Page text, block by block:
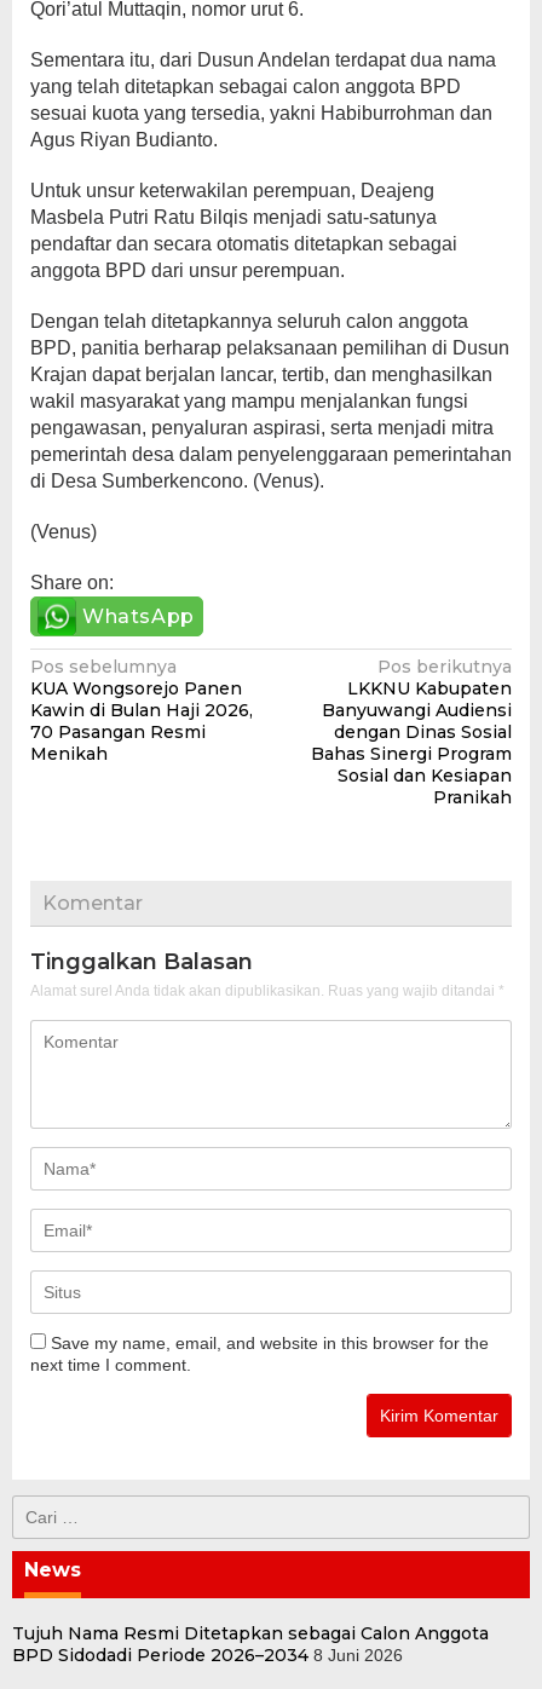
Qori’atul Muttaqin, nomor urut 6.
Sementara itu, dari Dusun Andelan terdapat dua nama
yang telah ditetapkan sebagai calon anggota BPD
sesuai kuota yang tersedia, yakni Habiburrohman dan
Agus Riyan Budianto.
Untuk unsur keterwakilan perempuan, Deajeng
Masbela Putri Ratu Bilqis menjadi satu-satunya
pendaftar dan secara otomatis ditetapkan sebagai
anggota BPD dari unsur perempuan.
Dengan telah ditetapkannya seluruh calon anggota
BPD, panitia berharap pelaksanaan pemilihan di Dusun
Krajan dapat berjalan lancar, tertib, dan menghasilkan
wakil masyarakat yang mampu menjalankan fungsi
pengawasan, penyaluran aspirasi, serta menjadi mitra
pemerintah desa dalam penyelenggaraan pemerintahan
di Desa Sumberkencono. (Venus).
(Venus)
Share on:
WhatsApp
Navigasi
pos
Pos sebelumnya
KUA Wongsorejo Panen
Kawin di Bulan Haji 2026,
70 Pasangan Resmi
Menikah
Pos berikutnya
LKKNU Kabupaten
Banyuwangi Audiensi
dengan Dinas Sosial
Bahas Sinergi Program
Sosial dan Kesiapan
Pranikah
Komentar
Tinggalkan Balasan
Alamat surel Anda tidak akan dipublikasikan. Ruas yang wajib ditandai *
Save my name, email, and website in this browser for the
next time I comment.
untuk:
News
Tujuh Nama Resmi Ditetapkan sebagai Calon Anggota
BPD Sidodadi Periode 2026–2034 8 Juni 2026